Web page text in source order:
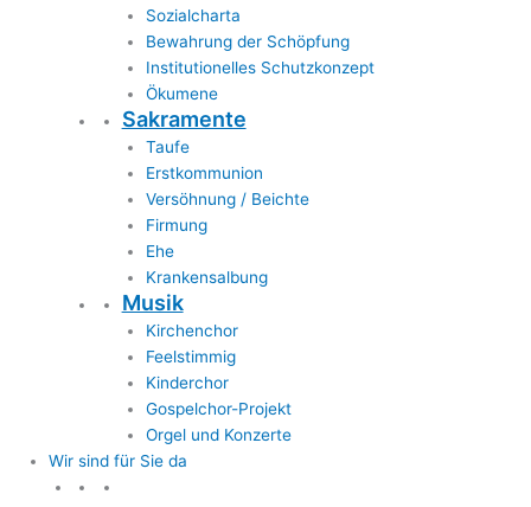
Sozialcharta
Bewahrung der Schöpfung
Institutionelles Schutzkonzept
Ökumene
Sakramente
Taufe
Erstkommunion
Versöhnung / Beichte
Firmung
Ehe
Krankensalbung
Musik
Kirchenchor
Feelstimmig
Kinderchor
Gospelchor-Projekt
Orgel und Konzerte
Wir sind für Sie da